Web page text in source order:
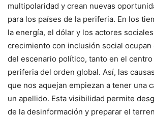
multipolaridad y crean nuevas
para los países de la periferia. En los
la energía, el dólar y los actores
crecimiento con inclusión social ocupan
del escenario político, tanto en el centro
periferia del orden global. Así, las
que nos aquejan empiezan a tener una
un apellido. Esta visibilidad permite
de la desinformación y preparar el